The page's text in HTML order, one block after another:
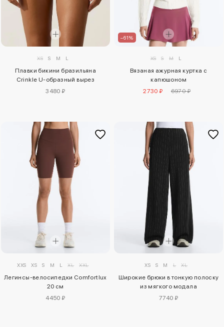
XS S M L
Плавки бикини бразильяна
Crinkle U-образный вырез
3480 ₽
–61%
XS S M L
Вязаная ажурная куртка с
капюшоном
2730 ₽
6970 ₽
XXS XS S M L XL XXL
Легинсы-велосипедки Comfortlux
20 см
4450 ₽
XS S M L XL
Широкие брюки в тонкую полоску
из мягкого модала
7740 ₽